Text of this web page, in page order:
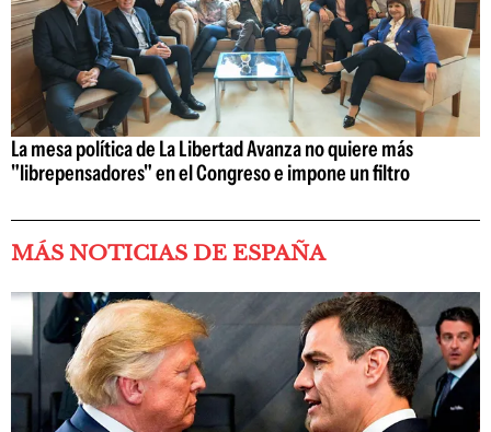
La mesa política de La Libertad Avanza no quiere más
"librepensadores" en el Congreso e impone un filtro
MÁS NOTICIAS DE ESPAÑA